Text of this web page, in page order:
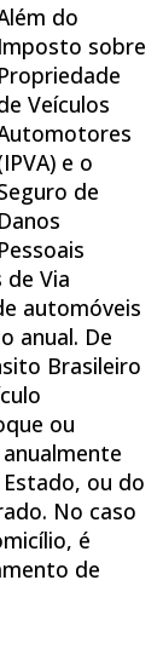
do
Imposto sobre
Propriedade
Veículos
e o
de
Danos
Pessoais
Via
automóveis
anual. De
Brasileiro
ou
ou do
No caso
é
de